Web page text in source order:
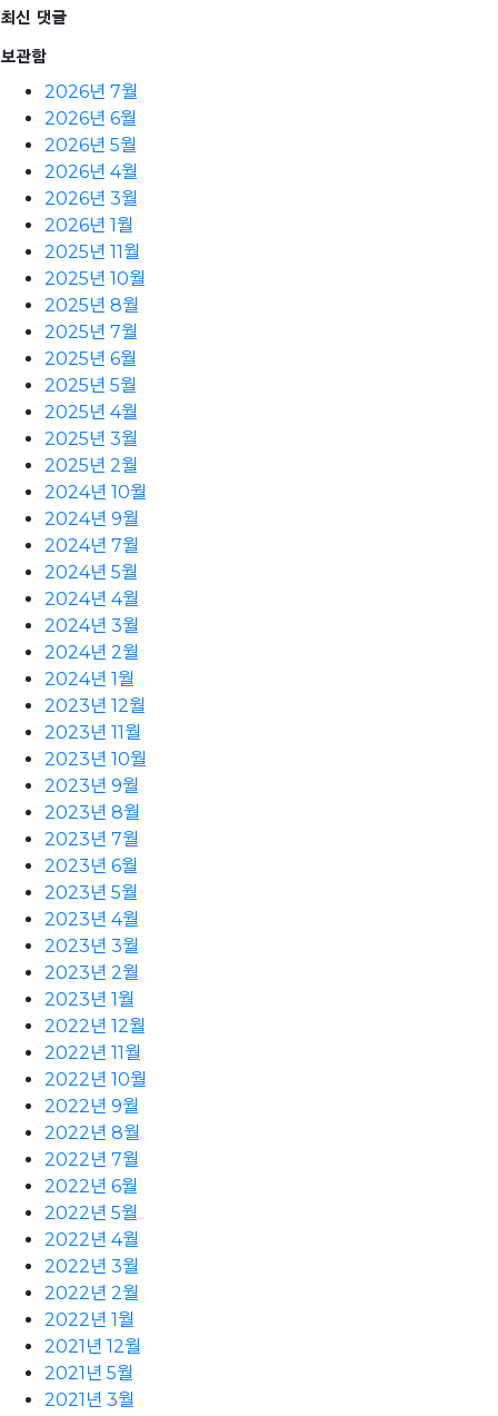
최신 댓글
보관함
2026년 7월
2026년 6월
2026년 5월
2026년 4월
2026년 3월
2026년 1월
2025년 11월
2025년 10월
2025년 8월
2025년 7월
2025년 6월
2025년 5월
2025년 4월
2025년 3월
2025년 2월
2024년 10월
2024년 9월
2024년 7월
2024년 5월
2024년 4월
2024년 3월
2024년 2월
2024년 1월
2023년 12월
2023년 11월
2023년 10월
2023년 9월
2023년 8월
2023년 7월
2023년 6월
2023년 5월
2023년 4월
2023년 3월
2023년 2월
2023년 1월
2022년 12월
2022년 11월
2022년 10월
2022년 9월
2022년 8월
2022년 7월
2022년 6월
2022년 5월
2022년 4월
2022년 3월
2022년 2월
2022년 1월
2021년 12월
2021년 5월
2021년 3월